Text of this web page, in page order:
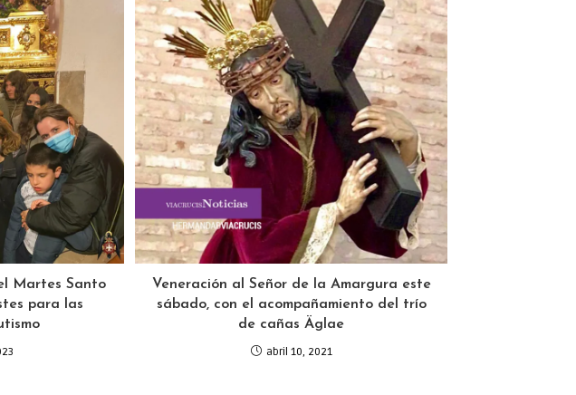
Martes Santo
para las
Veneración al Señor de la Amargura este
sábado, con el acompañamiento del trío
de cañas Äglae
abril 10, 2021